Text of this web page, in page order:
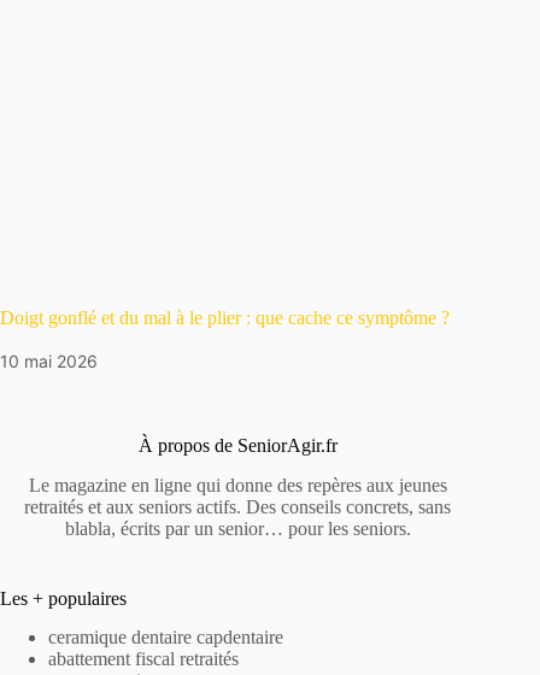
Doigt gonflé et du mal à le plier : que cache ce symptôme ?
10 mai 2026
À propos de SeniorAgir.fr
Le magazine en ligne qui donne des repères aux jeunes
retraités et aux seniors actifs. Des conseils concrets, sans
blabla, écrits par un senior… pour les seniors.
Les + populaires
ceramique dentaire capdentaire
abattement fiscal retraités